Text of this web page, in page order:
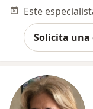
Solicita una